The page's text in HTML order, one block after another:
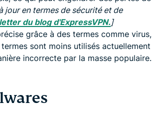
jour en termes de sécurité et de
du blog d'ExpressVPN.]
grâce à des termes comme virus,
sont moins utilisés actuellement
incorrecte par la masse populaire.